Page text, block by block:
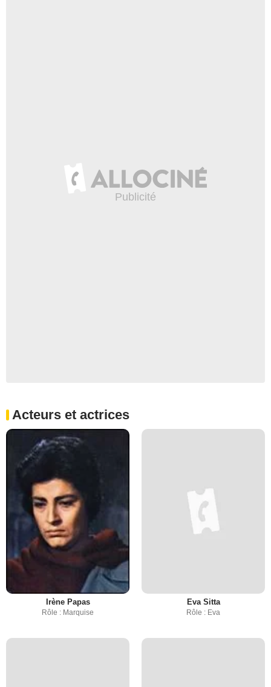
Acteurs et actrices
Irène Papas
Rôle : Marquise
Eva Sitta
Rôle : Eva